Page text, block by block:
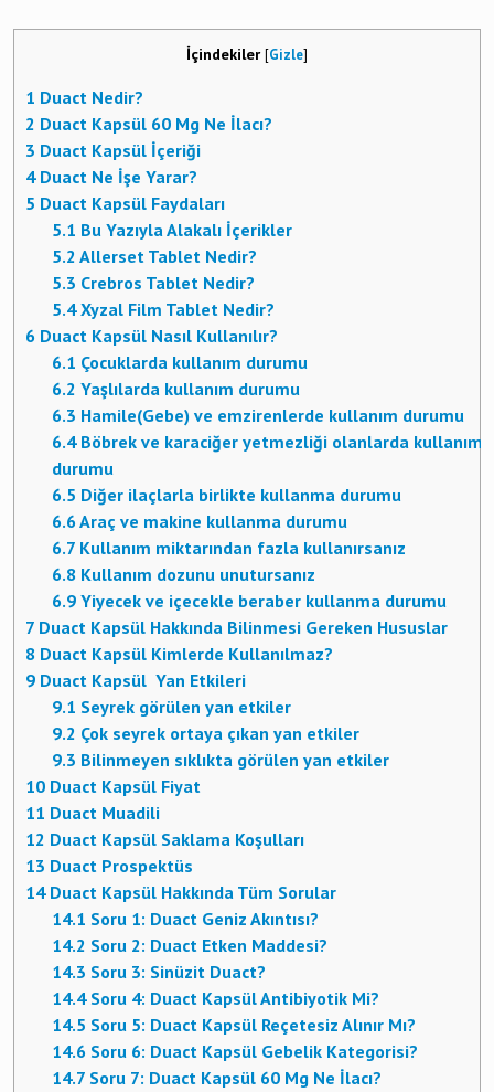
İçindekiler [Gizle]
1 Duact Nedir?
2 Duact Kapsül 60 Mg Ne İlacı?
3 Duact Kapsül İçeriği
4Duact Ne İşe Yarar?
5 Duact Kapsül Faydaları
5.1 Bu Yazıyla Alakalı İçerikler
5.2 Allerset Tablet Nedir?
5.3 Crebros Tablet Nedir?
5.4Xyzal Film Tablet Nedir?
6 Duact Kapsül Nasıl Kullanılır?
6.1 Çocuklarda kullanım durumu
6.2 Yaşlılarda kullanım durumu
6.3 Hamile(Gebe) ve emzirenlerde kullanım durumu
6.4Böbrek ve karaciğer yetmezliği olanlarda kullanım
durumu
6.5 Diğer ilaçlarla birlikte kullanma durumu
6.6Araç ve makine kullanma durumu
6.7 Kullanım miktarından fazla kullanırsanız
6.8 Kullanım dozunu unutursanız
6.9 Yiyecek ve içecekle beraber kullanma durumu
7 Duact Kapsül Hakkında Bilinmesi Gereken Hususlar
8 Duact Kapsül Kimlerde Kullanılmaz?
9 Duact Kapsül Yan Etkileri
9.1 Seyrek görülen yan etkiler
9.2 Çok seyrek ortaya çıkan yan etkiler
9.3 Bilinmeyen sıklıkta görülen yan etkiler
10 Duact Kapsül Fiyat
11 Duact Muadili
12 Duact Kapsül Saklama Koşulları
13 Duact Prospektüs
14Duact Kapsül Hakkında Tüm Sorular
14.1 Soru 1: Duact Geniz Akıntısı?
14.2 Soru 2: Duact Etken Maddesi?
14.3 Soru 3: Sinüzit Duact?
14.4Soru 4: Duact Kapsül Antibiyotik Mi?
14.5 Soru 5: Duact Kapsül Reçetesiz Alınır Mı?
14.6 Soru 6: Duact Kapsül Gebelik Kategorisi?
14.7 Soru 7: Duact Kapsül 60 Mg Ne İlacı?